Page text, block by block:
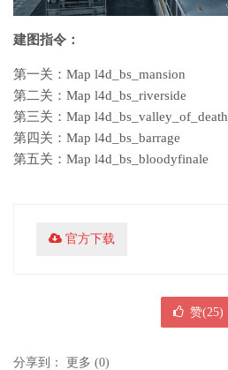
建图指令：
第一关：Map l4d_bs_mansion
第二关：Map l4d_bs_riverside
第三关：Map l4d_bs_valley_of_death
第四关：Map l4d_bs_barrage
第五关：Map l4d_bs_bloodyfinale
官方下载
赞(25)
分享到： 更多 (0)